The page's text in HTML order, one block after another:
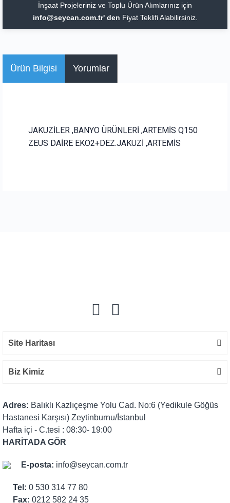
İnşaat Projeleriniz ve Toplu Ürün Alımlarınız için
info@seycan.com.tr' den Fiyat Teklifi Alabilirsiniz.
Ürün Bilgisi Yorumlar
JAKUZİLER ,BANYO ÜRÜNLERİ ,ARTEMİS Q150
ZEUS DAİRE EKO2+DEZ.JAKUZİ ,ARTEMİS
Site Haritası
Biz Kimiz
Adres: Balıklı Kazlıçeşme Yolu Cad. No:6 (Yedikule Göğüs
Hastanesi Karşısı) Zeytinburnu/İstanbul
Hafta içi - C.tesi : 08:30- 19:00
HARİTADA GÖR
E-posta: info@seycan.com.tr
Tel: 0 530 314 77 80
Fax: 0212 582 24 35